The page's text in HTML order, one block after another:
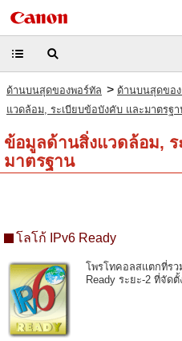
ด้านบนสุดของพอร์ทัล > ด้านบนสุดขอ
แวดล้อม, ระเบียบข้อบังคับ และมาตรฐ
ข้อมูลด้านสิ่งแวดล้อม, ร
มาตรฐาน
โลโก้ IPv6 Ready
โพรโทคอลสแตกที่ร
Ready ระยะ-2 ที่จัด